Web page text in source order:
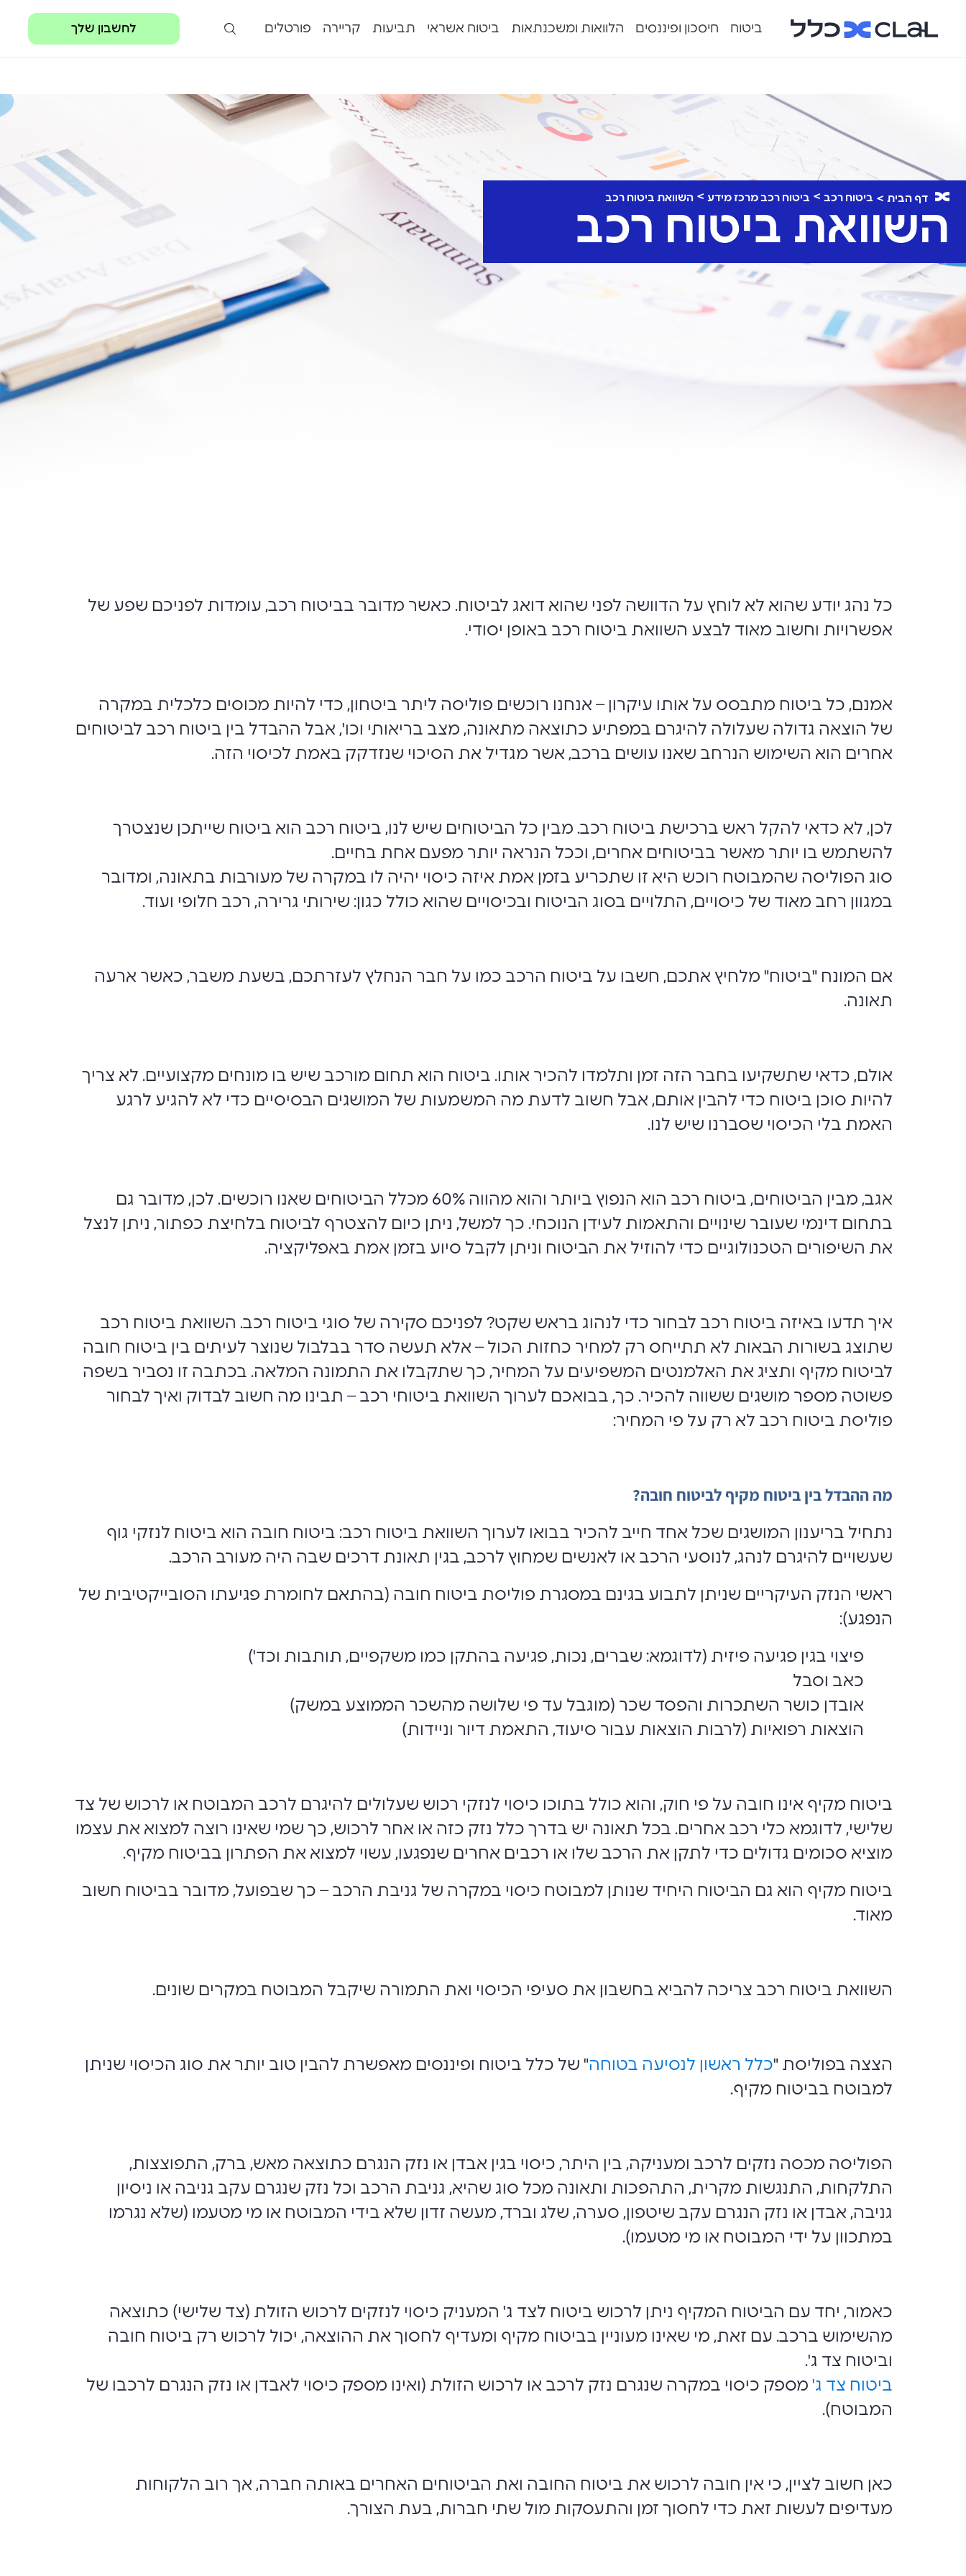
ביטוח חיסכון ופיננסים הלוואות ומשכנתאות ביטוח אשראי תביעות קריירה פורטלים לחשבון שלך
דף הבית ביטוח רכב ביטוח רכב מרכז מידע השוואת ביטוח רכב
השוואת ביטוח רכב
כל נהג יודע שהוא לא לוחץ על הדוושה לפני שהוא דואג לביטוח. כאשר מדובר בביטוח רכב, עומדות לפניכם שפע של
אפשרויות וחשוב מאוד לבצע השוואת ביטוח רכב באופן יסודי.
אמנם, כל ביטוח מתבסס על אותו עיקרון – אנחנו רוכשים פוליסה ליתר ביטחון, כדי להיות מכוסים כלכלית במקרה
של הוצאה גדולה שעלולה להיגרם במפתיע כתוצאה מתאונה, מצב בריאותי וכו', אבל ההבדל בין ביטוח רכב לביטוחים
אחרים הוא השימוש הנרחב שאנו עושים ברכב, אשר מגדיל את הסיכוי שנזדקק באמת לכיסוי הזה.
לכן, לא כדאי להקל ראש ברכישת ביטוח רכב. מבין כל הביטוחים שיש לנו, ביטוח רכב הוא ביטוח שייתכן שנצטרך
להשתמש בו יותר מאשר בביטוחים אחרים, וככל הנראה יותר מפעם אחת בחיים.
סוג הפוליסה שהמבוטח רוכש היא זו שתכריע בזמן אמת איזה כיסוי יהיה לו במקרה של מעורבות בתאונה, ומדובר
במגוון רחב מאוד של כיסויים, התלויים בסוג הביטוח ובכיסויים שהוא כולל כגון: שירותי גרירה, רכב חלופי ועוד.
אם המונח "ביטוח" מלחיץ אתכם, חשבו על ביטוח הרכב כמו על חבר הנחלץ לעזרתכם, בשעת משבר, כאשר ארעה
תאונה.
אולם, כדאי שתשקיעו בחבר הזה זמן ותלמדו להכיר אותו. ביטוח הוא תחום מורכב שיש בו מונחים מקצועיים. לא צריך
להיות סוכן ביטוח כדי להבין אותם, אבל חשוב לדעת מה המשמעות של המושגים הבסיסיים כדי לא להגיע לרגע
האמת בלי הכיסוי שסברנו שיש לנו.
אגב, מבין הביטוחים, ביטוח רכב הוא הנפוץ ביותר והוא מהווה 60% מכלל הביטוחים שאנו רוכשים. לכן, מדובר גם
בתחום דינמי שעובר שינויים והתאמות לעידן הנוכחי. כך למשל, ניתן כיום להצטרף לביטוח בלחיצת כפתור, ניתן לנצל
את השיפורים הטכנולוגיים כדי להוזיל את הביטוח וניתן לקבל סיוע בזמן אמת באפליקציה.
איך תדעו באיזה ביטוח רכב לבחור כדי לנהוג בראש שקט? לפניכם סקירה של סוגי ביטוח רכב. השוואת ביטוח רכב
שתוצג בשורות הבאות לא תתייחס רק למחיר כחזות הכול – אלא תעשה סדר בבלבול שנוצר לעיתים בין ביטוח חובה
לביטוח מקיף ותציג את האלמנטים המשפיעים על המחיר, כך שתקבלו את התמונה המלאה. בכתבה זו נסביר בשפה
פשוטה מספר מושגים ששווה להכיר. כך, בבואכם לערוך השוואת ביטוחי רכב – תבינו מה חשוב לבדוק ואיך לבחור
פוליסת ביטוח רכב לא רק על פי המחיר:
מה ההבדל בין ביטוח מקיף לביטוח חובה?
נתחיל בריענון המושגים שכל אחד חייב להכיר בבואו לערוך השוואת ביטוח רכב: ביטוח חובה הוא ביטוח לנזקי גוף
שעשויים להיגרם לנהג, לנוסעי הרכב או לאנשים שמחוץ לרכב, בגין תאונת דרכים שבה היה מעורב הרכב.
ראשי הנזק העיקריים שניתן לתבוע בגינם במסגרת פוליסת ביטוח חובה (בהתאם לחומרת פגיעתו הסובייקטיבית של
הנפגע):
פיצוי בגין פגיעה פיזית (לדוגמא: שברים, נכות, פגיעה בהתקן כמו משקפיים, תותבות וכד')
כאב וסבל
אובדן כושר השתכרות והפסד שכר (מוגבל עד פי שלושה מהשכר הממוצע במשק)
הוצאות רפואיות (לרבות הוצאות עבור סיעוד, התאמת דיור וניידות)
ביטוח מקיף אינו חובה על פי חוק, והוא כולל בתוכו כיסוי לנזקי רכוש שעלולים להיגרם לרכב המבוטח או לרכוש של צד
שלישי, לדוגמא כלי רכב אחרים. בכל תאונה יש בדרך כלל נזק כזה או אחר לרכוש, כך שמי שאינו רוצה למצוא את עצמו
מוציא סכומים גדולים כדי לתקן את הרכב שלו או רכבים אחרים שנפגעו, עשוי למצוא את הפתרון בביטוח מקיף.
ביטוח מקיף הוא גם הביטוח היחיד שנותן למבוטח כיסוי במקרה של גניבת הרכב – כך שבפועל, מדובר בביטוח חשוב
מאוד.
השוואת ביטוח רכב צריכה להביא בחשבון את סעיפי הכיסוי ואת התמורה שיקבל המבוטח במקרים שונים.
הצצה בפוליסת "כלל ראשון לנסיעה בטוחה" של כלל ביטוח ופיננסים מאפשרת להבין טוב יותר את סוג הכיסוי שניתן
למבוטח בביטוח מקיף.
הפוליסה מכסה נזקים לרכב ומעניקה, בין היתר, כיסוי בגין אבדן או נזק הנגרם כתוצאה מאש, ברק, התפוצצות,
התלקחות, התנגשות מקרית, התהפכות ותאונה מכל סוג שהיא, גניבת הרכב וכל נזק שנגרם עקב גניבה או ניסיון
גניבה, אבדן או נזק הנגרם עקב שיטפון, סערה, שלג וברד, מעשה זדון שלא בידי המבוטח או מי מטעמו (שלא נגרמו
במתכוון על ידי המבוטח או מי מטעמו).
כאמור, יחד עם הביטוח המקיף ניתן לרכוש ביטוח לצד ג' המעניק כיסוי לנזקים לרכוש הזולת (צד שלישי) כתוצאה
מהשימוש ברכב. עם זאת, מי שאינו מעוניין בביטוח מקיף ומעדיף לחסוך את ההוצאה, יכול לרכוש רק ביטוח חובה
וביטוח צד ג'.
ביטוח צד ג' מספק כיסוי במקרה שנגרם נזק לרכב או לרכוש הזולת (ואינו מספק כיסוי לאבדן או נזק הנגרם לרכבו של
המבוטח).
כאן חשוב לציין, כי אין חובה לרכוש את ביטוח החובה ואת הביטוחים האחרים באותה חברה, אך רוב הלקוחות
מעדיפים לעשות זאת כדי לחסוך זמן והתעסקות מול שתי חברות, בעת הצורך.